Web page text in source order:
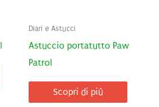
Diari e Astucci
Astuccio portatutto Paw
Patrol
Scopri di più